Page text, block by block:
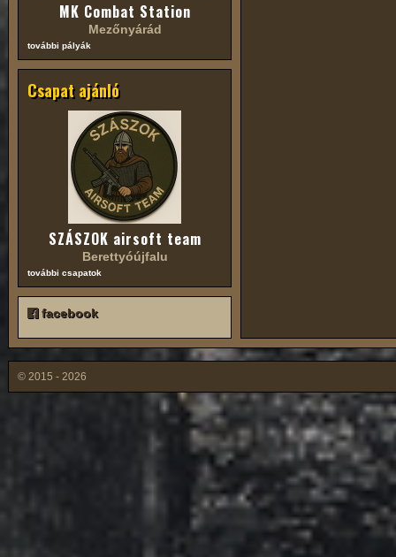
MK Combat Station
Mezőnyárád
további pályák
Csapat ajánló
SZÁSZOK airsoft team
Berettyóújfalu
további csapatok
facebook
© 2015 - 2026